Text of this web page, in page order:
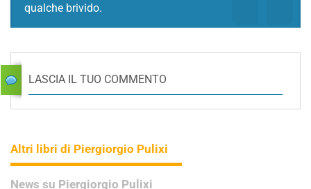
qualche brivido.
LASCIA IL TUO COMMENTO
Altri libri di Piergiorgio Pulixi
News su Piergiorgio Pulixi